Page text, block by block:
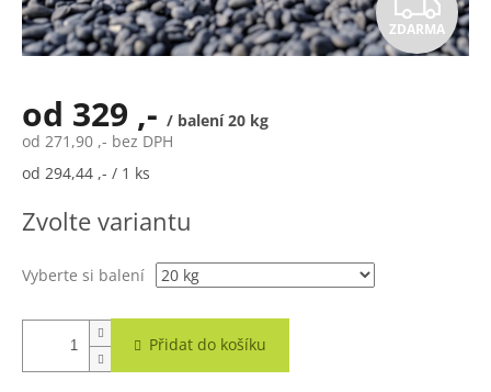
D
ZDARMA
od 329 ,- / balení 20 kg
od 271,90 ,- bez DPH
Měrná
od 294,44 ,- / 1 ks
Zvolte variantu
Vyberte si balení
Přidat do košíku